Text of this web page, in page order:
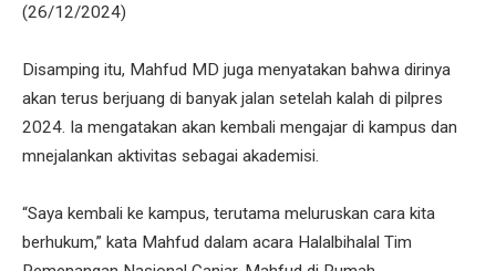
(26/12/2024)
Disamping itu, Mahfud MD juga menyatakan bahwa dirinya
akan terus berjuang di banyak jalan setelah kalah di pilpres
2024. Ia mengatakan akan kembali mengajar di kampus dan
mnejalankan aktivitas sebagai akademisi.
“Saya kembali ke kampus, terutama meluruskan cara kita
berhukum,” kata Mahfud dalam acara Halalbihalal Tim